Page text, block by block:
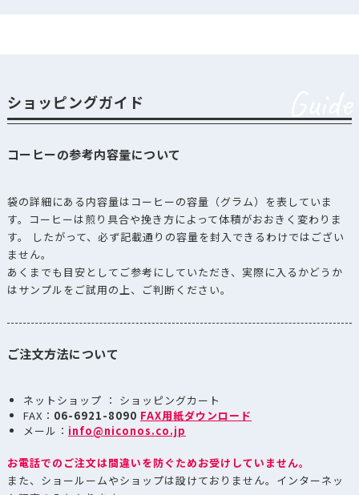
ショッピングガイド
コーヒーの参考内容量について
袋の詳細にある内容量はコーヒーの容量（グラム）を表していま
す。コーヒーは煎り具合や挽き方によって体積がおおきく変わりま
す。 したがって、必ず記載通りの容量を封入できるわけではござい
ません。
あくまでも目安としてご参考にしていただき、実際に入るかどうか
はサンプルをご試用の上、ご判断ください。
ご注文方法について
ネットショップ ： ショッピングカート
FAX： 06-6921-8090 FAX用紙ダウンロード
メール： info@niconos.co.jp
お電話でのご注文は間違いを防ぐためお受けしていません。
また、ショールームやショップは設けておりません。インターネッ